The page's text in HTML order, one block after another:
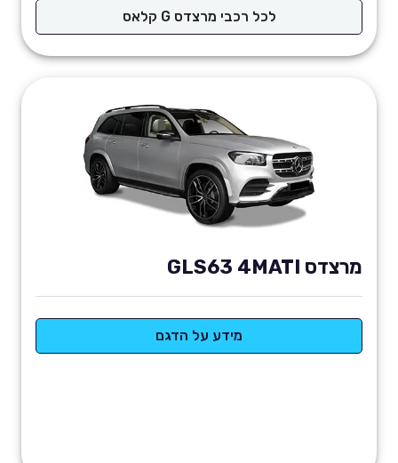
לכל רכבי מרצדס G קלאס
מרצדס GLS63 4MATI
מידע על הדגם